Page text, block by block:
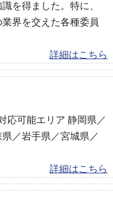
を得ました。特に、
界を交えた各種委員
詳細はこちら
可能エリア 静岡県／
／岩手県／宮城県／
詳細はこちら